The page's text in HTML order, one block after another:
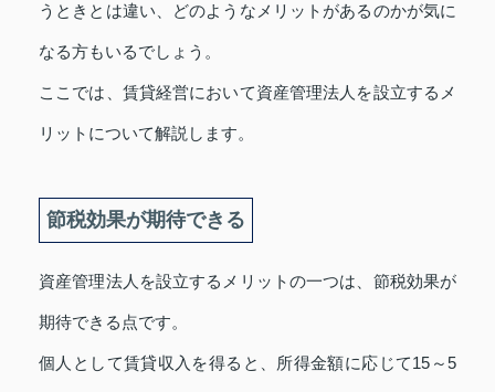
うときとは違い、どのようなメリットがあるのかが気に
なる方もいるでしょう。
ここでは、賃貸経営において資産管理法人を設立するメ
リットについて解説します。
節税効果が期待できる
資産管理法人を設立するメリットの一つは、節税効果が
期待できる点です。
個人として賃貸収入を得ると、所得金額に応じて15～5